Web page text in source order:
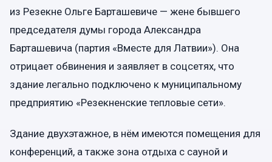
из Резекне Ольге Барташевиче — жене бывшего
председателя думы города Александра
Барташевича (партия «Вместе для Латвии»). Она
отрицает обвинения и заявляет в соцсетях, что
здание легально подключено к муниципальному
предприятию «Резекненские тепловые сети».
Здание двухэтажное, в нём имеются помещения для
конференций, а также зона отдыха с сауной и